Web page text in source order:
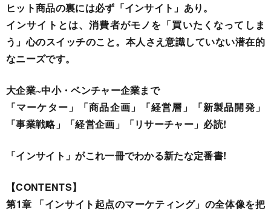
ヒット商品の裏には必ず「インサイト」あり。
インサイトとは、消費者がモノを「買いたくなってしま
う」心のスイッチのこと。本人さえ意識していない潜在的
なニーズです。
大企業~中小・ベンチャー企業まで
「マーケター」「商品企画」「経営層」「新製品開発」
「事業戦略」「経営企画」「リサーチャー」必読!
「インサイト」がこれ一冊でわかる新たな定番書!
【CONTENTS】
第1章 「インサイト起点のマーケティング」の全体像を把